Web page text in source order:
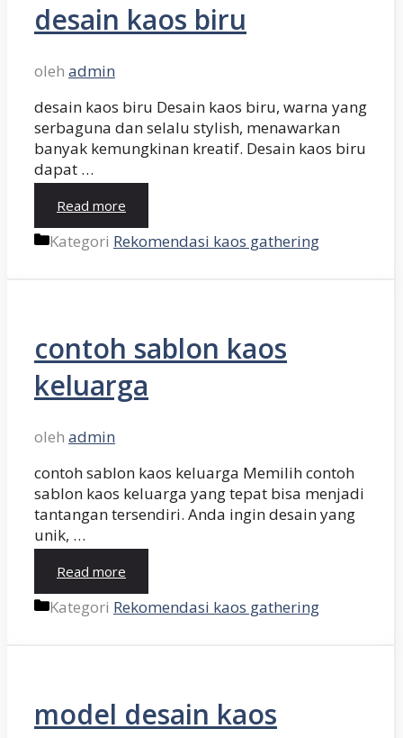
desain kaos biru
oleh admin
desain kaos biru Desain kaos biru, warna yang
serbaguna dan selalu stylish, menawarkan
banyak kemungkinan kreatif. Desain kaos biru
dapat …
Read more
Kategori Rekomendasi kaos gathering
contoh sablon kaos
keluarga
oleh admin
contoh sablon kaos keluarga Memilih contoh
sablon kaos keluarga yang tepat bisa menjadi
tantangan tersendiri. Anda ingin desain yang
unik, …
Read more
Kategori Rekomendasi kaos gathering
model desain kaos